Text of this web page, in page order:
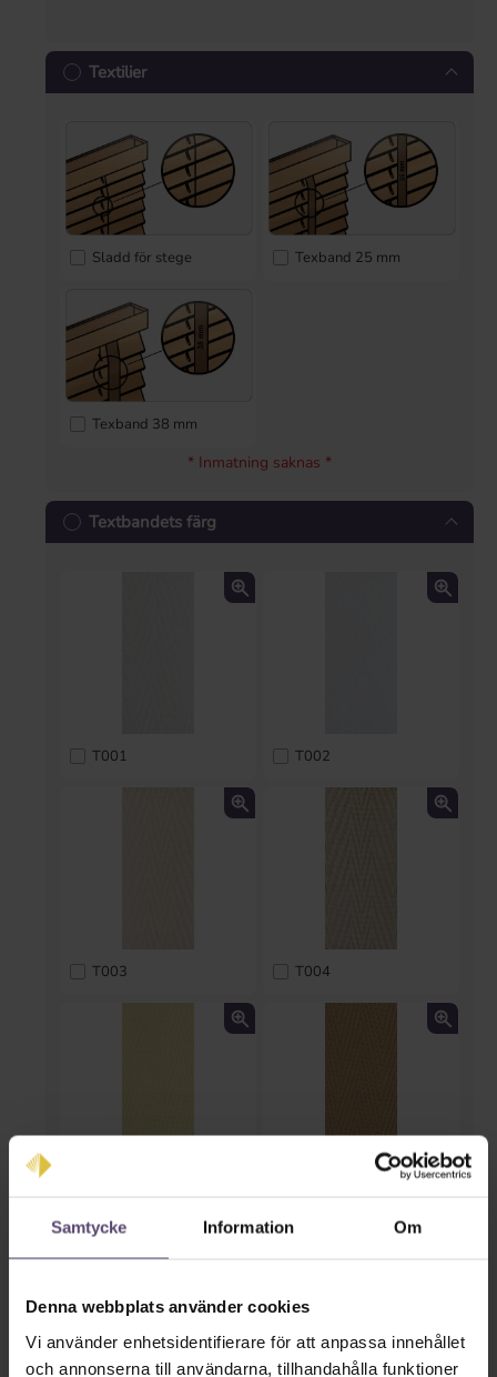
Samtycke Information Om
Denna webbplats använder cookies
Vi använder enhetsidentifierare för att anpassa innehållet
och annonserna till användarna, tillhandahålla funktioner
Textilier
Sladd för stege Texband 25 mm
Texband 38 mm
* Inmatning saknas *
Textbandets färg
T001 T002
T003 T004